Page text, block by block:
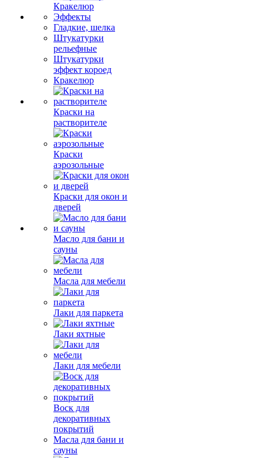
Кракелюр
Эффекты
Гладкие, шелка
Штукатурки
рельефные
Штукатурки
эффект короед
Кракелюр
Краски на
растворителе
Краски
аэрозольные
Краски для окон и
дверей
Масло для бани и
сауны
Масла для мебели
Лаки для паркета
Лаки яхтные
Лаки для мебели
Воск для
декоративных
покрытий
Масла для бани и
сауны